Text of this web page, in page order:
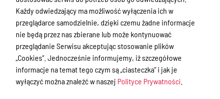
Rada Powiatu
Zarząd Powiatu
Starostwo Powiatowe
Petycje
Oświadczenia majątkowe
Zakup i
dostawa
urządzeń do
warsztatów
Zespołu Szkół
Każdy odwiedzający ma możliwość wyłączenia ich w
przeglądarce samodzielnie, dzięki czemu żadne informacje
nie będą przez nas zbierane lub może kontynuować
przeglądanie Serwisu akceptując stosowanie plików
„Cookies”. Jednocześnie informujemy, iż szczegółowe
informacje na temat tego czym są „ciasteczka” i jak je
wyłączyć można znaleźć w naszej Polityce Prywatności